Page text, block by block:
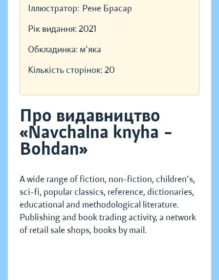
Іллюстратор: Рене Брасар
Рік видання: 2021
Обкладинка: м'яка
Кількість сторінок: 20
Про видавництво
«Navchalna knyha –
Bohdan»
A wide range of fiction, non-fiction, children's,
sci-fi, popular classics, reference, dictionaries,
educational and methodological literature.
Publishing and book trading activity, a network
of retail sale shops, books by mail.